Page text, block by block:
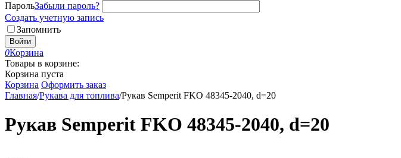
ПарольЗабыли пароль?
Создать учетную запись
Запомнить
Войти
0Корзина
Товары в корзине:
Корзина пуста
Корзина Оформить заказ
Главная/Рукава для топлива/Рукав Semperit FKO 48345-2040, d=20
Рукав Semperit FKO 48345-2040, d=20